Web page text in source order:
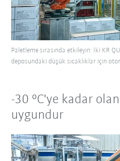
Paletleme sırasında etkileyin: İki KR
deposundaki düşük sıcaklıklar için
-30 °C'ye kadar
uygundur